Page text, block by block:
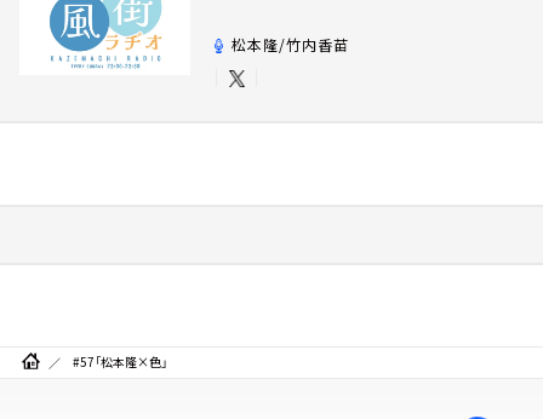
松本隆/竹内香苗
#57「松本隆×色」